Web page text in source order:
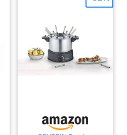
complémentaires Une
cuisson parfaite : les
recettes sont amenées à
la température idéale
sans bouillonnement ni